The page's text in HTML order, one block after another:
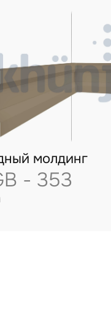
молдинг
- 353